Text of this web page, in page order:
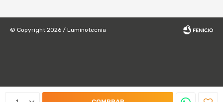
© Copyright 2026 / Luminotecnia
Fenicio